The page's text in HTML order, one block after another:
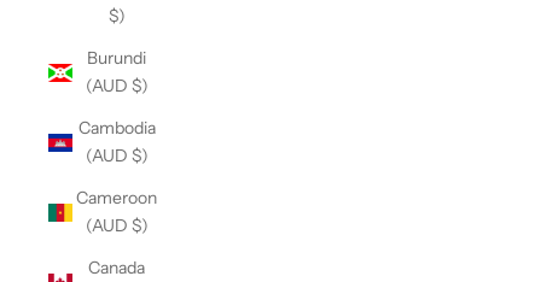
$)
Burundi
(AUD $)
Cambodia
(AUD $)
Cameroon
(AUD $)
Canada